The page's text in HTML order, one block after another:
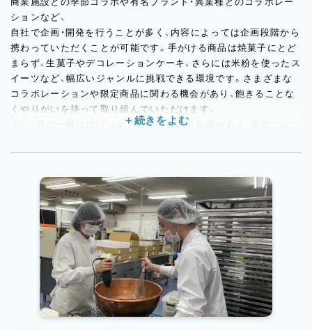
ションなど、
自社で企画・開発を行うことが多く、内容によっては企画段階から
携わっていただくことが可能です。手がける商品は焼菓子にとど
まらず、生菓子やデコレーションケーキ、さらには米粉を使ったス
イーツなど、幅広いジャンルに挑戦できる環境です。さまざまな
コラボレーションや限定商品に関わる機会があり、飽きることな
くやりがいを持って取り組んでいただけます。
また、月に一度は辻口シェフとの商品開発会議があり、あなたがつ
「自分がつくったものをシェフに評価してもらいたい」「開発の現